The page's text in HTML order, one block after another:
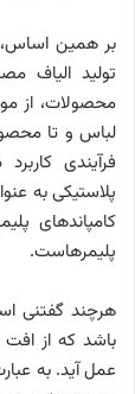
بر همین اساس،
تولید الیاف
محصولات، از
لباس و تا
فرآیندی
پلاستیکی به
کامپاندهای
پلیمرهاست.
هرچند گفتنی
باشد که از افت
عمل آید. به